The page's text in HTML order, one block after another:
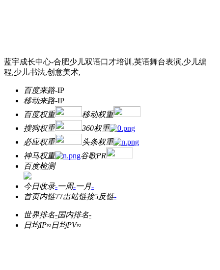
蓝宇成长中心-合肥少儿双语口才培训,英语舞台表演,少儿编
程,少儿书法,创意美术,
百度来路-IP
移动来路-IP
百度权重
移动权重
搜狗权重
360权重
必应权重
头条权重
神马权重
谷歌PR
百度检测
今日收录-一周-一月-
首页内链77出站链接5反链-
世界排名-国内排名-
日均IP≈日均PV≈